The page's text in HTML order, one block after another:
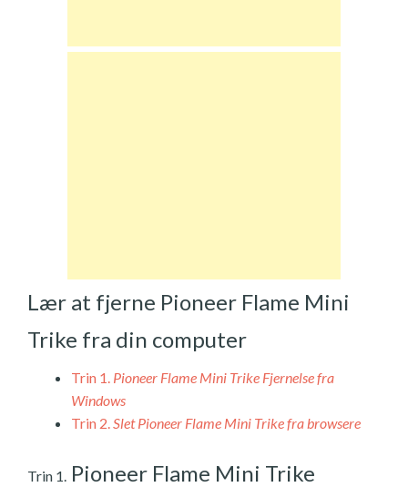
Lær at fjerne Pioneer Flame Mini
Trike fra din computer
Trin 1. Pioneer Flame Mini Trike Fjernelse fra
Windows
Trin 2.Slet Pioneer Flame Mini Trike fra browsere
Trin 1. Pioneer Flame Mini Trike